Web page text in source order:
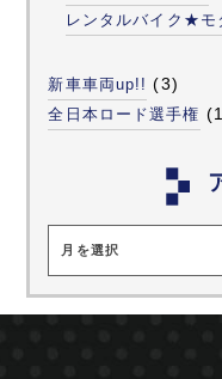
レンタルバイク★
新車車両up!! (3)
全日本ロード選手権
月を選択